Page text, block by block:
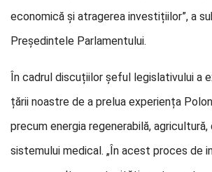
economică și atragerea investițiilor”, a
Președintele Parlamentului.
În cadrul discuțiilor șeful legislativului a
țării noastre de a prelua experiența
precum energia regenerabilă,
sistemului medical. „În acest proces de